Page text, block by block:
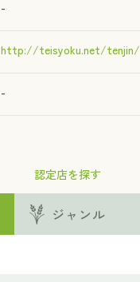
認定店を探す
ジャンル
-
http://teisyoku.net/tenjin/
-